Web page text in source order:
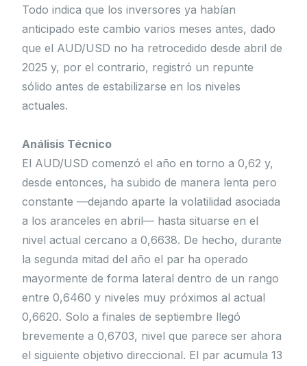
Todo indica que los inversores ya habían
anticipado este cambio varios meses antes, dado
que el AUD/USD no ha retrocedido desde abril de
2025 y, por el contrario, registró un repunte
sólido antes de estabilizarse en los niveles
actuales.
Análisis Técnico
El AUD/USD comenzó el año en torno a 0,62 y,
desde entonces, ha subido de manera lenta pero
constante —dejando aparte la volatilidad asociada
a los aranceles en abril— hasta situarse en el
nivel actual cercano a 0,6638. De hecho, durante
la segunda mitad del año el par ha operado
mayormente de forma lateral dentro de un rango
entre 0,6460 y niveles muy próximos al actual
0,6620. Solo a finales de septiembre llegó
brevemente a 0,6703, nivel que parece ser ahora
el siguiente objetivo direccional. El par acumula 13